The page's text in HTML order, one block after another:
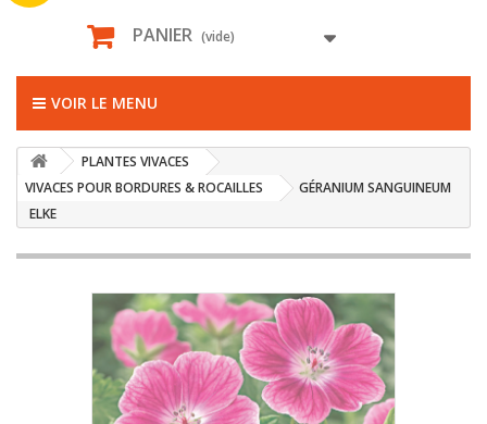
PANIER (vide)
VOIR LE MENU
PLANTES VIVACES
VIVACES POUR BORDURES & ROCAILLES
GÉRANIUM SANGUINEUM
ELKE